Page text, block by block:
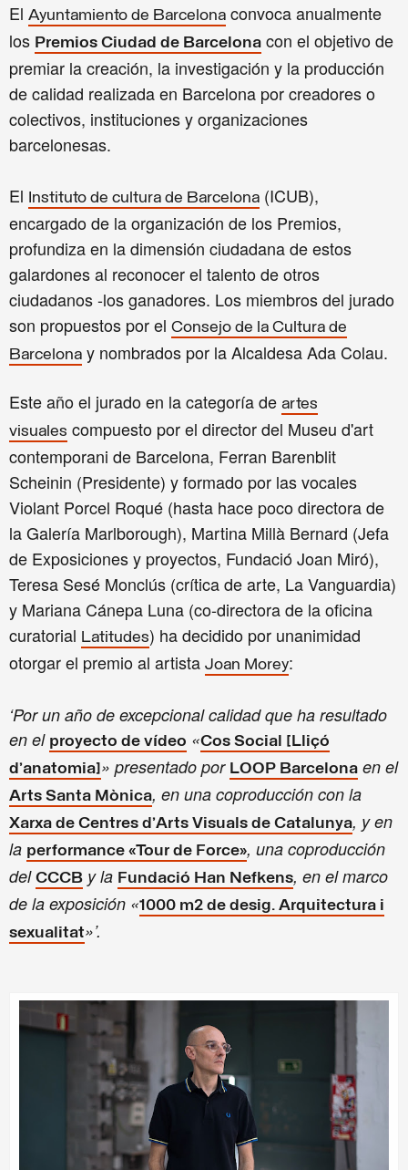
El Ayuntamiento de Barcelona convoca anualmente
los Premios Ciudad de Barcelona con el objetivo de
premiar la creación, la investigación y la producción
de calidad realizada en Barcelona por creadores o
colectivos, instituciones y organizaciones
barcelonesas.
El Instituto de cultura de Barcelona (ICUB),
encargado de la organización de los Premios,
profundiza en la dimensión ciudadana de estos
galardones al reconocer el talento de otros
ciudadanos -los ganadores. Los miembros del jurado
son propuestos por el Consejo de la Cultura de
Barcelona y nombrados por la Alcaldesa Ada Colau.
Este año el jurado en la categoría de artes
visuales compuesto por el director del Museu d'art
contemporani de Barcelona, Ferran Barenblit
Scheinin (Presidente) y formado por las vocales
Violant Porcel Roqué (hasta hace poco directora de
la Galería Marlborough), Martina Millà Bernard (Jefa
de Exposiciones y proyectos, Fundació Joan Miró),
Teresa Sesé Monclús (crítica de arte, La Vanguardia)
y Mariana Cánepa Luna (co-directora de la oficina
curatorial Latitudes) ha decidido por unanimidad
otorgar el premio al artista Joan Morey:
‘Por un año de excepcional calidad que ha resultado
en el proyecto de vídeo «Cos Social [Lliçó
d’anatomia]» presentado por LOOP Barcelona en el
Arts Santa Mònica, en una coproducción con la
Xarxa de Centres d’Arts Visuals de Catalunya, y en
la performance «Tour de Force», una coproducción
del CCCB y la Fundació Han Nefkens, en el marco
de la exposición «1000 m2 de desig. Arquitectura i
sexualitat»’.